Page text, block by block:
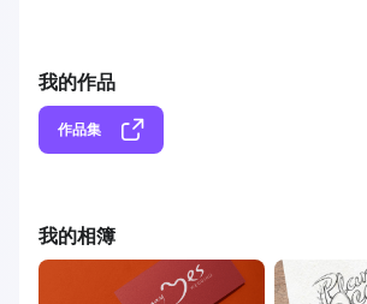
我的作品
作品集
我的相簿